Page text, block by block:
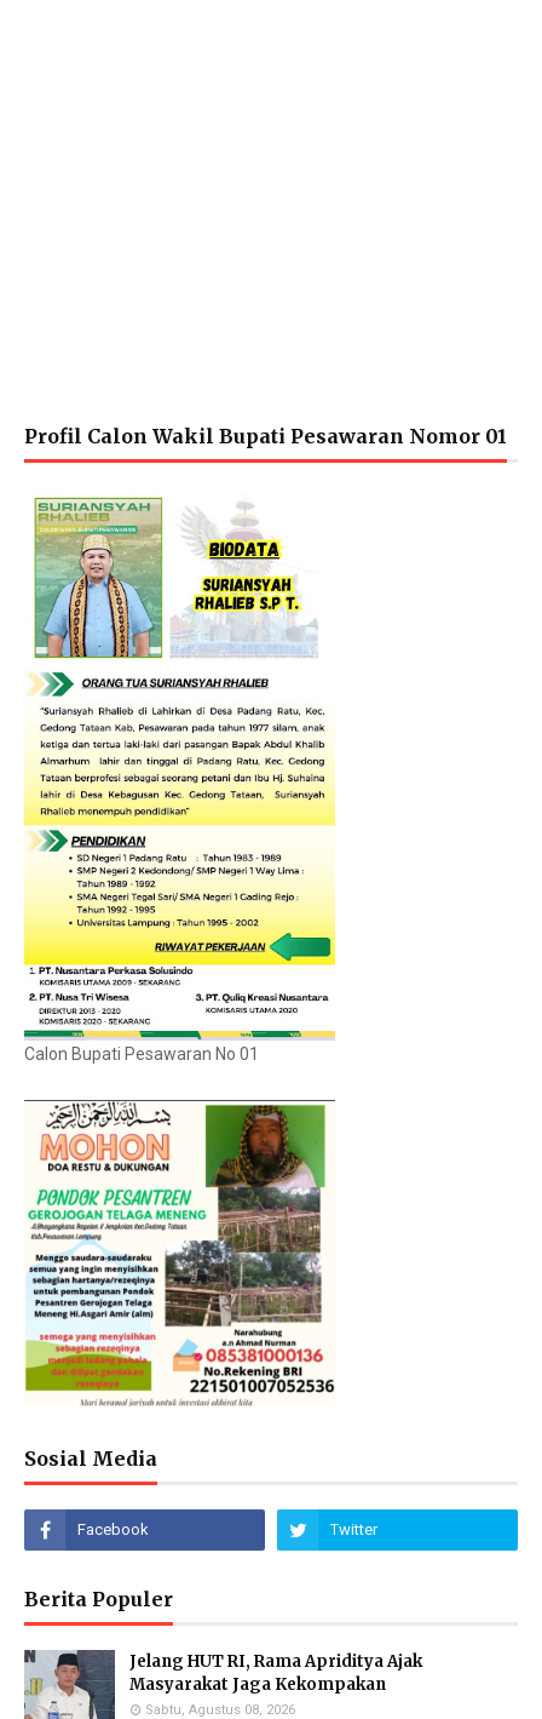
Profil Calon Wakil Bupati Pesawaran Nomor 01
Calon Bupati Pesawaran No 01
Sosial Media
Berita Populer
Jelang HUT RI, Rama Apriditya Ajak
Masyarakat Jaga Kekompakan
Sabtu, Agustus 08, 2026